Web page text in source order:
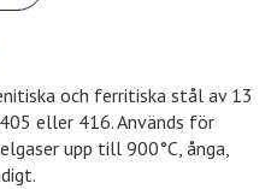
och ferritiska stål av 13
eller 416. Används för
upp till 900°C, ånga,